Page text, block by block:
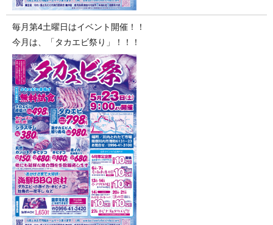
毎月第4土曜日はイベント開催！！
今月は、「タカエビ祭り」！！！